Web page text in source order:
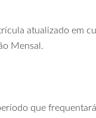
atualizado em
Mensal.
que